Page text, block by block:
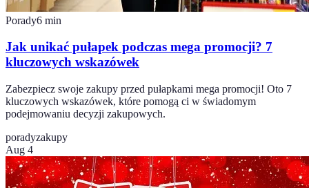
Porady6 min
Jak unikać pułapek podczas mega promocji? 7
kluczowych wskazówek
Zabezpiecz swoje zakupy przed pułapkami mega promocji! Oto 7
kluczowych wskazówek, które pomogą ci w świadomym
podejmowaniu decyzji zakupowych.
poradyzakupy
Aug 4